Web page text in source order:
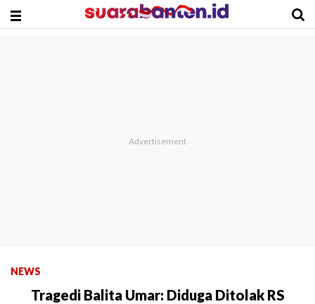
NEWS
Tragedi Balita Umar: Diduga Ditolak RS